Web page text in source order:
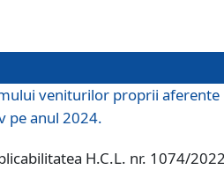
veniturilor proprii aferente
pe anul 2024.
H.C.L. nr. 1074/